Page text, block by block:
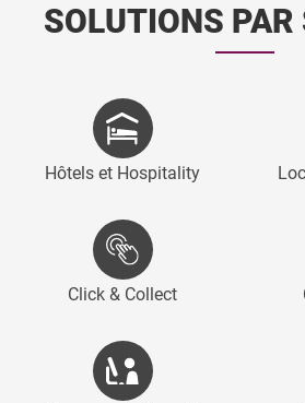
SOLUTIONS PAR
Hôtels et Hospitality
Click & Collect